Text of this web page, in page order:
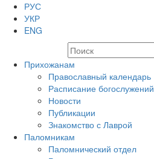
РУС
УКР
ENG
Прихожанам
Православный календарь
Расписание богослужений
Новости
Публикации
Знакомство с Лаврой
Паломникам
Паломнический отдел